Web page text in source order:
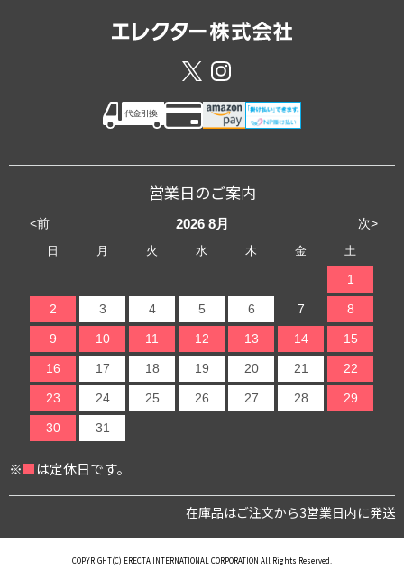
営業日のご案内
<前 次>
2026 8月
日 月 火 水 木 金 土
1
2 3 4 5 6 7 8
9 10 11 12 13 14 15
16 17 18 19 20 21 22
23 24 25 26 27 28 29
30 31
※■は定休日です。
在庫品はご注文から3営業日内に発送
COPYRIGHT(C) ERECTA INTERNATIONAL CORPORATION All Rights Reserved.